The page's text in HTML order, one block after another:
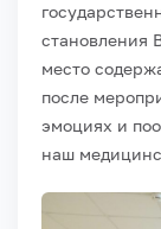
становления
место
после
эмоциях и
наш